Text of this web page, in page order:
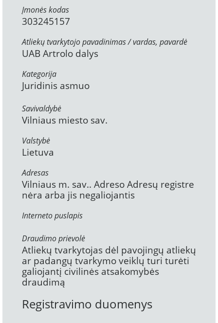
Įmonės kodas
303245157
Atliekų tvarkytojo pavadinimas / vardas, pavardė
UAB Artrolo dalys
Kategorija
Juridinis asmuo
Savivaldybė
Vilniaus miesto sav.
Valstybė
Lietuva
Adresas
Vilniaus m. sav.. Adreso Adresų registre
nėra arba jis negaliojantis
Interneto puslapis
Draudimo prievolė
Atliekų tvarkytojas dėl pavojingų atliekų
ar padangų tvarkymo veiklų turi turėti
galiojantį civilinės atsakomybės
draudimą
Registravimo duomenys